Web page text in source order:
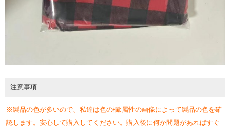
注意事項
※製品の色が多いので、私達は色の欄:属性の画像によって製品の色を確
認します。安心して購入してください。購入後に何か問題があればすぐ